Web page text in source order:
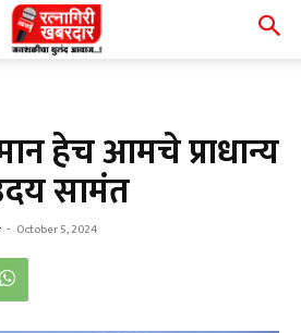
हेच आमचे प्राधान्य
सामंत
- October 5, 2024